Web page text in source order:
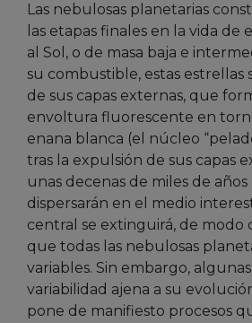
Las nebulosas planetarias
las etapas finales en la vida de
al Sol, o de masa baja e
su combustible, estas estrellas
de sus capas externas, que
envoltura fluorescente en
enana blanca (el núcleo
tras la expulsión de sus capas
unas decenas de miles de años
dispersarán en el medio
central se extinguirá, de modo
que todas las nebulosas
variables. Sin embargo,
variabilidad ajena a su
pone de manifiesto procesos